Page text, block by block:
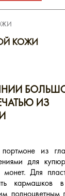
КОЖИ
ИЗ
портмоне из
для
Для